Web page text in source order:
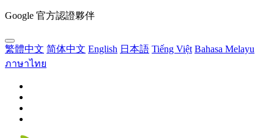
Google 官方認證夥伴
繁體中文 简体中文 English 日本語 Tiếng Việt Bahasa Melayu
ภาษาไทย